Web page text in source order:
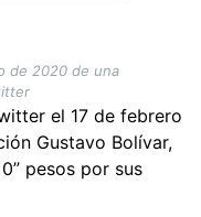
de 2020 de una
el 17 de febrero
Gustavo Bolívar,
pesos por sus